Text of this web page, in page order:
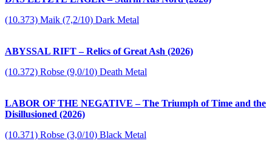
(10.373) Maik (7,2/10) Dark Metal
ABYSSAL RIFT – Relics of Great Ash (2026)
(10.372) Robse (9,0/10) Death Metal
LABOR OF THE NEGATIVE – The Triumph of Time and the
Disillusioned (2026)
(10.371) Robse (3,0/10) Black Metal